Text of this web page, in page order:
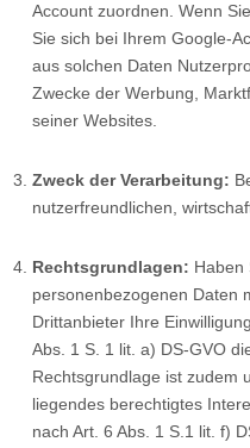
Account zuordnen. Wenn
Sie sich bei Ihrem Google-
aus solchen Daten
Zwecke der Werbung,
seiner Websites.
Zweck der Verarbeitung:
nutzerfreundlichen,
Rechtsgrundlagen: Haben
personenbezogenen Daten
Drittanbieter Ihre
Abs. 1 S. 1 lit. a) DS-GVO
Rechtsgrundlage ist zudem
liegendes berechtigtes
nach Art. 6 Abs. 1 S.1 lit. f)